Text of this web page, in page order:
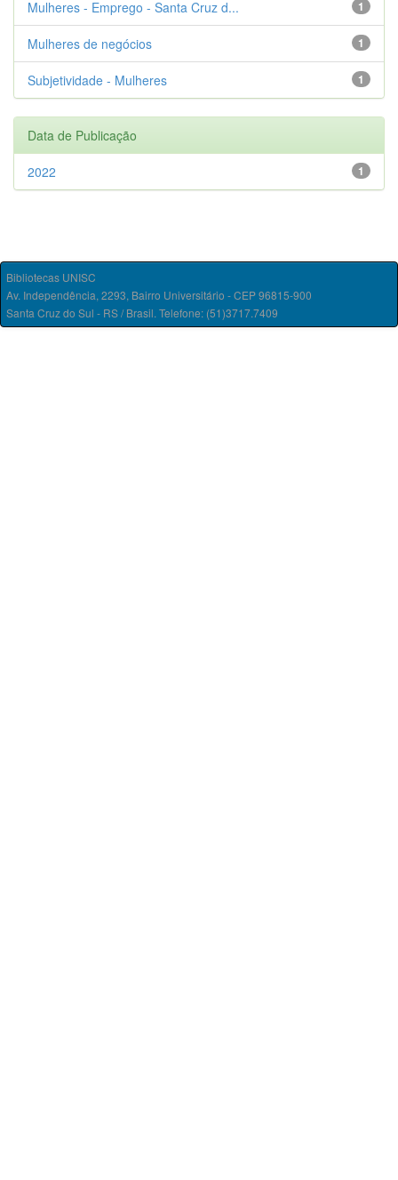
1
Mulheres - Emprego - Santa Cruz d...
1
Mulheres de negócios
1
Subjetividade - Mulheres
Data de Publicação
1
2022
Bibliotecas UNISC
Av. Independência, 2293, Bairro Universitário - CEP 96815-900
Santa Cruz do Sul - RS / Brasil. Telefone: (51)3717.7409